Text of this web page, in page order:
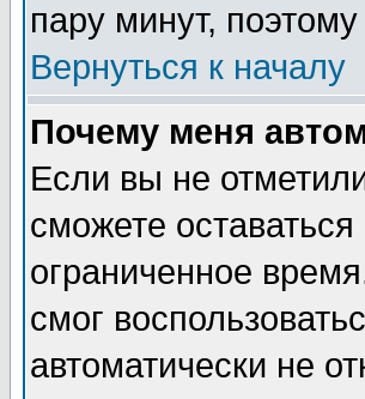
пару минут,
Вернуться к началу
Почему меня
Если вы не
сможете
ограниченное
смог
автоматически не